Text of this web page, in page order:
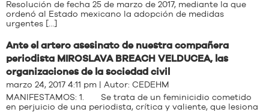
Resolución de fecha 25 de marzo de 2017, mediante la que
ordenó al Estado mexicano la adopción de medidas
urgentes […]
Ante el artero asesinato de nuestra compañera
periodista MIROSLAVA BREACH VELDUCEA, las
organizaciones de la sociedad civil
marzo 24, 2017 4:11 pm | Autor: CEDEHM
MANIFESTAMOS: 1. Se trata de un feminicidio cometido
en perjuicio de una periodista, crítica y valiente, que lesiona